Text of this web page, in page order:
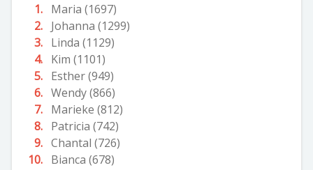
Maria (1697)
Johanna (1299)
Linda (1129)
Kim (1101)
Esther (949)
Wendy (866)
Marieke (812)
Patricia (742)
Chantal (726)
Bianca (678)